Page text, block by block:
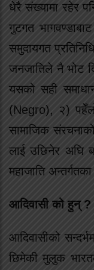
धेरै संख्यामा रहेर
गुटगत
समुदायगत
जनजातिले नै भोट
यसको सही
(Negro), २)
सामाजिक
लाई उछिनेर अघि
महाजाति
आदिवासी को हुन् ?
आदिवासीको
छिमेकी मुलुक